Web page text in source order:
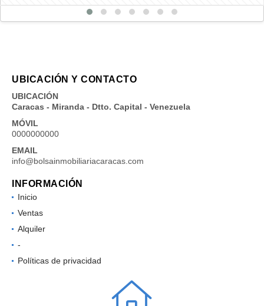
UBICACIÓN Y CONTACTO
UBICACIÓN
Caracas - Miranda - Dtto. Capital - Venezuela
MÓVIL
0000000000
EMAIL
info@bolsainmobiliariacaracas.com
INFORMACIÓN
Inicio
Ventas
Alquiler
-
Políticas de privacidad